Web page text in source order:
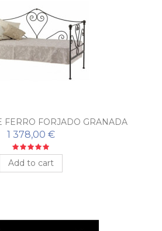
FERRO FORJADO GRANADA
1 378,00 €
Add to cart